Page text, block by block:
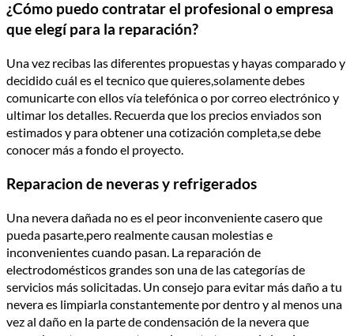
¿Cómo puedo contratar el profesional o empresa
que elegí para la reparación?
Una vez recibas las diferentes propuestas y hayas comparado y
decidido cuál es el tecnico que quieres,solamente debes
comunicarte con ellos vía telefónica o por correo electrónico y
ultimar los detalles. Recuerda que los precios enviados son
estimados y para obtener una cotización completa,se debe
conocer más a fondo el proyecto.
Reparacion de neveras y refrigerados
Una nevera dañada no es el peor inconveniente casero que
pueda pasarte,pero realmente causan molestias e
inconvenientes cuando pasan. La reparación de
electrodomésticos grandes son una de las categorías de
servicios más solicitadas. Un consejo para evitar más daño a tu
nevera es limpiarla constantemente por dentro y al menos una
vez al daño en la parte de condensación de la nevera que